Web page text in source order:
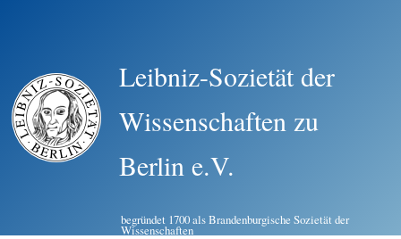
Leibniz-Sozietät der
Wissenschaften zu
Berlin e.V.
begründet 1700 als Brandenburgische Sozietät der
Wissenschaften